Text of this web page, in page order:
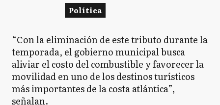
Política
“Con la eliminación de este tributo durante la
temporada, el gobierno municipal busca
aliviar el costo del combustible y favorecer la
movilidad en uno de los destinos turísticos
más importantes de la costa atlántica”,
señalan.